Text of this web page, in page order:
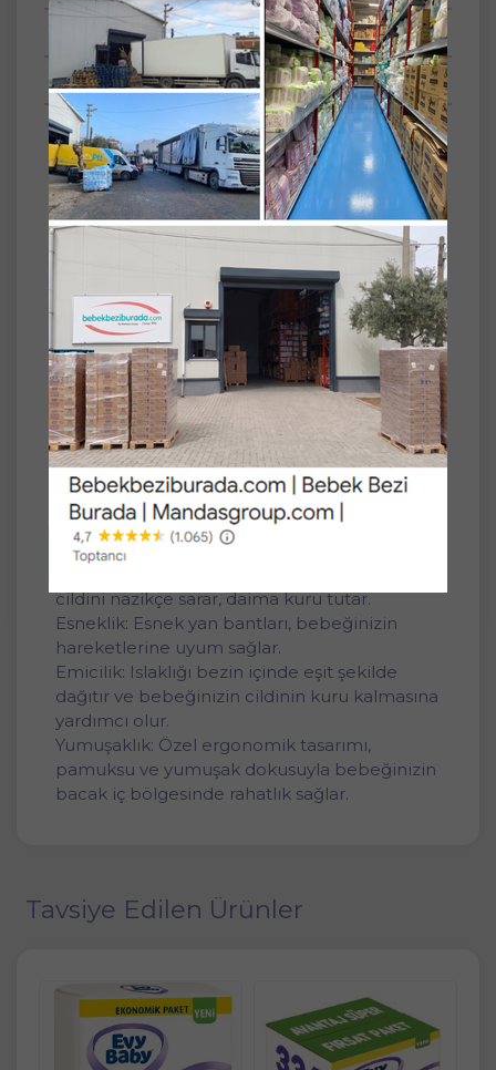
Tüm Sorular
Anket
Türü Bel Bantlı
Beden No 5
Junior
Kg Aralığı 11-25
3'lü
Paket Tipi Jumbo Pk Serisi
Pedo Plus Bebek Bezi Beden:5 (11-25KG)
Junior 60 Adet Jumbo Fırsat Pk
Konfor: Üstün koruma ve sızdırmazlık özelliği
ile bebeğinize konfor sağlar.
Nefes alan iç ve dış yüzey: Esnek ve
cildini nazikçe sarar, daima kuru tutar.
Esneklik: Esnek yan bantları, bebeğinizin
hareketlerine uyum sağlar.
Emicilik: Islaklığı bezin içinde eşit şekilde
dağıtır ve bebeğinizin cildinin kuru kalmasına
yardımcı olur.
Yumuşaklık: Özel ergonomik tasarımı,
pamuksu ve yumuşak dokusuyla bebeğinizin
bacak iç bölgesinde rahatlık sağlar.
Tavsiye Edilen Ürünler